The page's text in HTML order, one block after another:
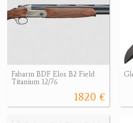
Fabarm BDF Elos B2 Field
Titanium 12/76
1820 €